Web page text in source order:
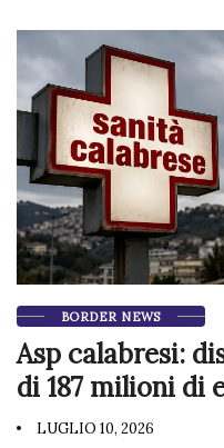
BORDER NEWS
Asp calabresi:
di 187 milioni di
LUGLIO 10, 2026